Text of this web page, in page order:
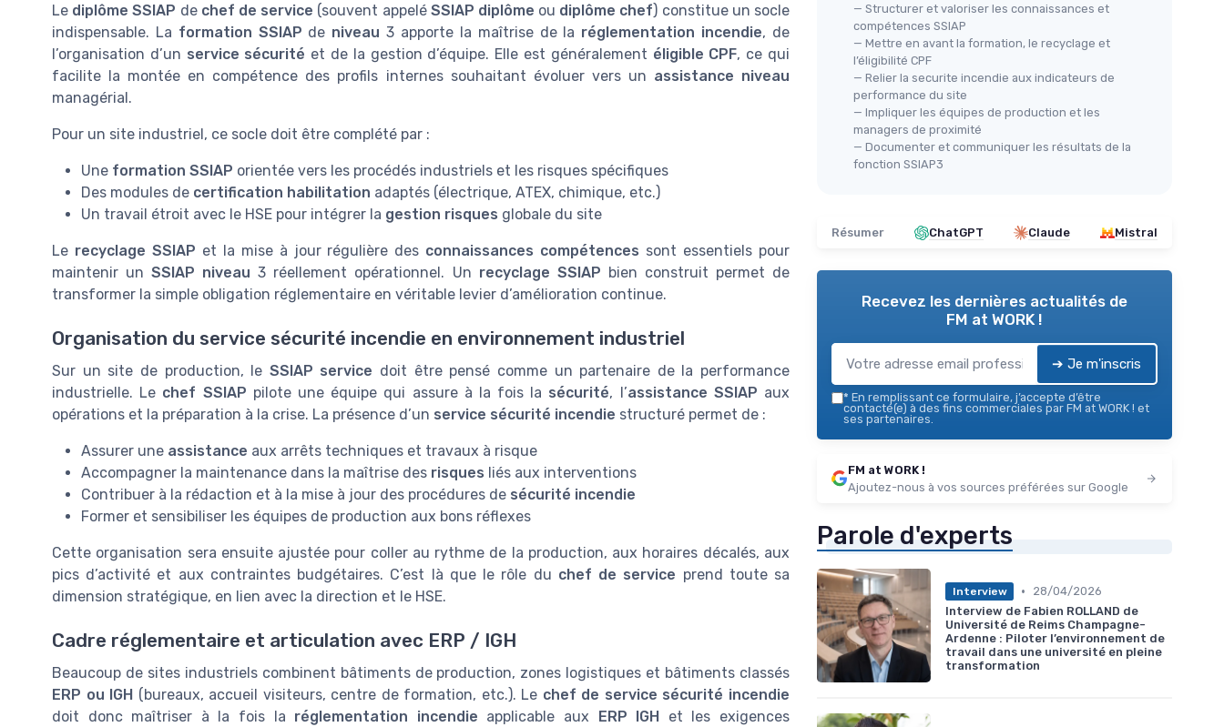
Le diplôme SSIAP de chef de service (souvent appelé SSIAP diplôme ou diplôme chef) constitue un socle
indispensable. La formation SSIAP de niveau 3 apporte la maîtrise de la réglementation incendie, de
l’organisation d’un service sécurité et de la gestion d’équipe. Elle est généralement éligible CPF, ce qui
facilite la montée en compétence des profils internes souhaitant évoluer vers un assistance niveau
managérial.
Pour un site industriel, ce socle doit être complété par :
Une formation SSIAP orientée vers les procédés industriels et les risques spécifiques
Des modules de certification habilitation adaptés (électrique, ATEX, chimique, etc.)
Un travail étroit avec le HSE pour intégrer la gestion risques globale du site
Le recyclage SSIAP et la mise à jour régulière des connaissances compétences sont essentiels pour
maintenir unSSIAP niveau 3 réellement opérationnel. Un recyclage SSIAP bien construit permet de
transformer la simple obligation réglementaire en véritable levier d’amélioration continue.
Organisation du service sécurité incendie en environnement industriel
Sur un site de production, le SSIAP service doit être pensé comme un partenaire de la performance
industrielle. Le chef SSIAP pilote une équipe qui assure à la fois la sécurité, l’assistance SSIAP aux
opérations et la préparation à la crise. La présence d’un service sécurité incendie structuré permet de :
Assurer une assistance aux arrêts techniques et travaux à risque
Accompagner la maintenance dans la maîtrise des risques liés aux interventions
Contribuer à la rédaction et à la mise à jour des procédures de sécurité incendie
Former et sensibiliser les équipes de production aux bons réflexes
Cette organisation sera ensuite ajustée pour coller au rythme de la production, aux horaires décalés, aux
pics d’activité et aux contraintes budgétaires. C’est là que le rôle du chef de service prend toute sa
dimension stratégique, en lien avec la direction et le HSE.
Cadre réglementaire et articulation avec ERP / IGH
Beaucoup de sites industriels combinent bâtiments de production, zones logistiques et bâtiments classés
ERP ou IGH (bureaux, accueil visiteurs, centre de formation, etc.). Le chef de service sécurité incendie
doit donc maîtriser à la fois la réglementation incendie applicable aux ERP IGH
et les exigences
— Structurer et valoriser les connaissances et
compétences SSIAP
— Mettre en avant la formation, le recyclage et
l’éligibilité CPF
— Relier la securite incendie aux indicateurs de
performance du site
— Impliquer les équipes de production et les
managers de proximité
— Documenter et communiquer les résultats de la
fonction SSIAP3
Résumer ChatGPT Claude Mistral
Recevez les dernières actualités de
FM at WORK !
➔ Je m'inscris
* En remplissant ce formulaire, j’accepte d’être
contacté(e) à des fins commerciales par FM at WORK ! et
ses partenaires.
FM at WORK !
Ajoutez-nous à vos sources préférées sur Google
Parole d'experts
Interview •
28/04/2026
Interview de Fabien ROLLAND de
Université de Reims Champagne-
Ardenne : Piloter l’environnement de
travail dans une université en pleine
transformation